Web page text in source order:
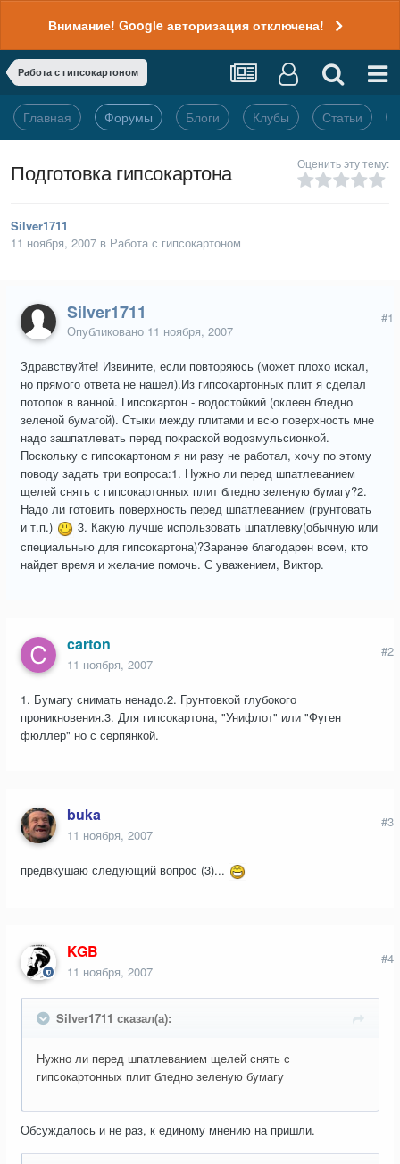
Внимание! Google авторизация отключена!
Работа с гипсокартоном
Главная Форумы Блоги Клубы Статьи
Подготовка гипсокартона Оценить эту тему:
Silver1711
11 ноября, 2007 в Работа с гипсокартоном
Silver1711
Опубликовано 11 ноября, 2007
#1
Здравствуйте! Извините, если повторяюсь (может плохо искал,
но прямого ответа не нашел).Из гипсокартонных плит я сделал
потолок в ванной. Гипсокартон - водостойкий (оклеен бледно
зеленой бумагой). Стыки между плитами и всю поверхность мне
надо зашпатлевать перед покраской водоэмульсионкой.
Поскольку с гипсокартоном я ни разу не работал, хочу по этому
поводу задать три вопроса:1. Нужно ли перед шпатлеванием
щелей снять с гипсокартонных плит бледно зеленую бумагу?2.
Надо ли готовить поверхность перед шпатлеванием (грунтовать
и т.п.)
3. Какую лучше использовать шпатлевку(обычную или
специальныю для гипсокартона)?Заранее благодарен всем, кто
найдет время и желание помочь. С уважением, Виктор.
carton
11 ноября, 2007
#2
1. Бумагу снимать ненадо.2. Грунтовкой глубокого
проникновения.3. Для гипсокартона, "Унифлот" или "Фуген
фюллер" но с серпянкой.
buka
11 ноября, 2007
#3
предвкушаю следующий вопрос (3)...
KGB
11 ноября, 2007
#4
Silver1711 сказал(а):
Нужно ли перед шпатлеванием щелей снять с
гипсокартонных плит бледно зеленую бумагу
Обсуждалось и не раз, к единому мнению на пришли.